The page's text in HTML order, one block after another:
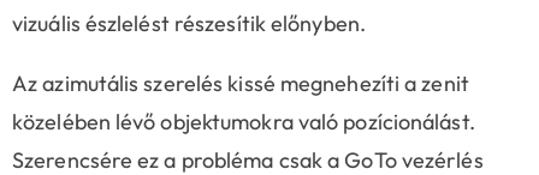
vizuális észlelést részesítik előnyben.
Az azimutális szerelés kissé megnehezíti a zenit
közelében lévő objektumokra való pozícionálást.
Szerencsére ez a probléma csak a GoTo vezérlés